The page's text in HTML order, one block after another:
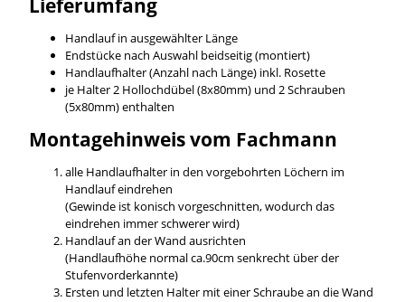
Handlauf in ausgewählter Länge
Endstücke nach Auswahl beidseitig (montiert)
Handlaufhalter (Anzahl nach Länge) inkl. Rosette
je Halter 2 Hollochdübel (8x80mm) und 2 Schrauben
(5x80mm) enthalten
Montagehinweis vom Fachmann
alle Handlaufhalter in den vorgebohrten Löchern im
Handlauf eindrehen
(Gewinde ist konisch vorgeschnitten, wodurch das
eindrehen immer schwerer wird)
Handlauf an der Wand ausrichten
(Handlaufhöhe normal ca.90cm senkrecht über der
Stufenvorderkannte)
Ersten und letzten Halter mit einer Schraube an die Wand